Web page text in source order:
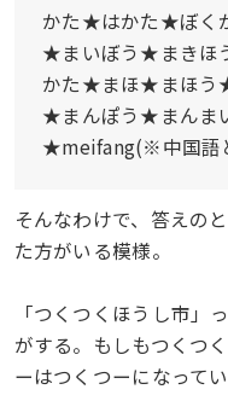
かた★はかた★ぼく
★まいぼう★まきほ
かた★まほ★まほう
★まんぽう★まんま
★meifang(※中国語
そんなわけで、答えの
た方がいる模様。
「つくつくほうし市」
がする。もしもつくつ
ーはつくつーになって